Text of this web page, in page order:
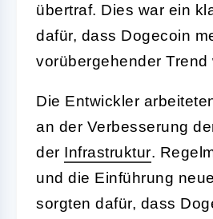
übertraf. Dies war ein
dafür, dass Dogecoin
vorübergehender Trend
Die Entwickler
an der Verbesserung
der Infrastruktur.
und die Einführung
sorgten dafür, dass